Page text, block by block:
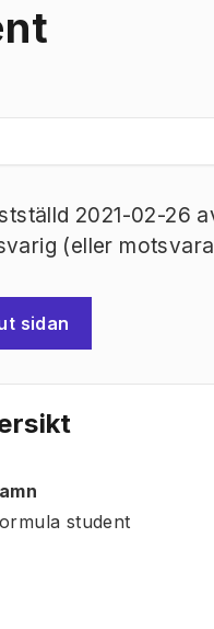
2021-02-26
(eller
sidan
student